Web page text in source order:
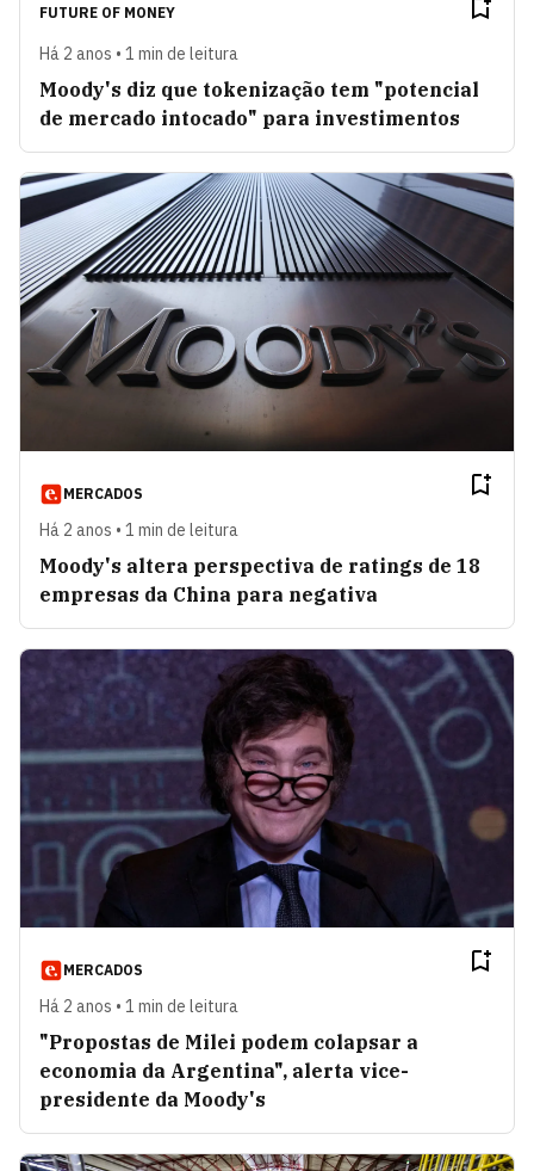
FUTURE OF MONEY
Há 2 anos • 1 min de leitura
Moody's diz que tokenização tem "potencial
de mercado intocado" para investimentos
MERCADOS
Há 2 anos • 1 min de leitura
Moody's altera perspectiva de ratings de 18
empresas da China para negativa
MERCADOS
Há 2 anos • 1 min de leitura
"Propostas de Milei podem colapsar a
economia da Argentina", alerta vice-
presidente da Moody's